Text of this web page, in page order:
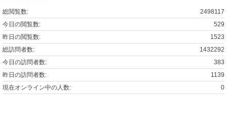
2498117
総閲覧数:
529
今日の閲覧数:
1523
昨日の閲覧数:
1432292
総訪問者数:
383
今日の訪問者数:
1139
昨日の訪問者数:
0
現在オンライン中の人数: